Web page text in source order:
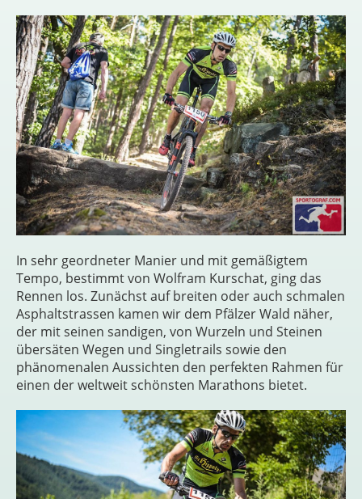
In sehr geordneter Manier und mit gemäßigtem
Tempo, bestimmt von Wolfram Kurschat, ging das
Rennen los. Zunächst auf breiten oder auch schmalen
Asphaltstrassen kamen wir dem Pfälzer Wald näher,
der mit seinen sandigen, von Wurzeln und Steinen
übersäten Wegen und Singletrails sowie den
phänomenalen Aussichten den perfekten Rahmen für
einen der weltweit schönsten Marathons bietet.